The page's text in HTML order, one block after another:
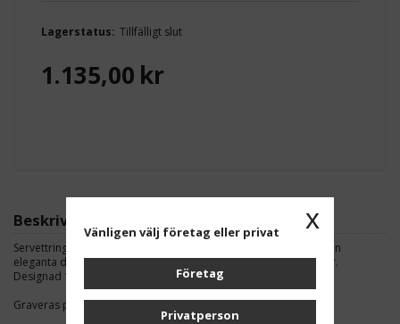
Lagerstatus: Tillfälligt slut
1.135,00 kr
Beskrivning
Servettringarna är en klassiker från Skultuna och perfekta för den
eleganta dukningen. Stämplad logotyp, kommer i set om ett par.
Designad 1988.
Graveras på utsidan och gravyr ingår.
x
Vänligen välj företag eller privat
Företag
Privatperson